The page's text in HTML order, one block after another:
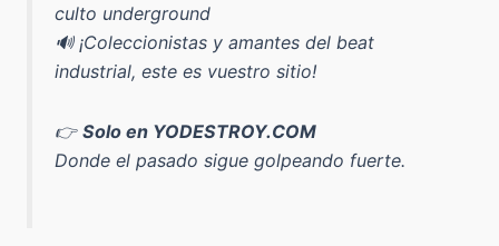
culto underground
🔊 ¡Coleccionistas y amantes del beat
industrial, este es vuestro sitio!
👉Solo en YODESTROY.COM
Donde el pasado sigue golpeando fuerte.